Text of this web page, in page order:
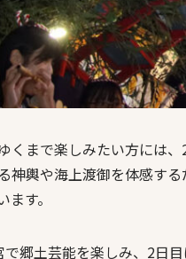
くまで楽しみたい方には、
神輿や海上渡御を体感す
す。
で郷土芸能を楽しみ、2日